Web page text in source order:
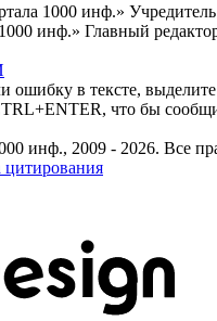
1000 инф.»
инф.» Главный
в тексте, выделите
что бы
инф., 2009 - 2026. Все
цитирования